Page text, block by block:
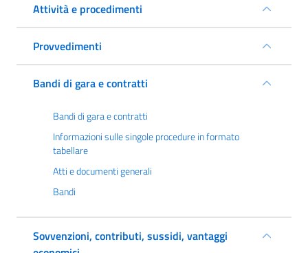
Attività e procedimenti
Provvedimenti
Bandi di gara e contratti
Bandi di gara e contratti
Informazioni sulle singole procedure in formato
tabellare
Atti e documenti generali
Bandi
Sovvenzioni, contributi, sussidi, vantaggi